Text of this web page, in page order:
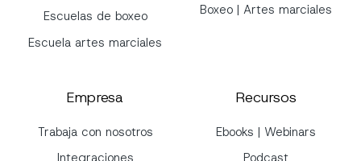
Escuelas de boxeo
Escuela artes marciales
Boxeo | Artes marciales
Empresa
Trabaja con nosotros
Recursos
Ebooks | Webinars